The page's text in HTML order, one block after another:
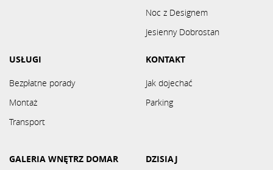
Noc z Designem
Jesienny Dobrostan
USŁUGI
Bezpłatne porady
Montaż
Transport
KONTAKT
Jak dojechać
Parking
GALERIA WNĘTRZ DOMAR DZISIAJ